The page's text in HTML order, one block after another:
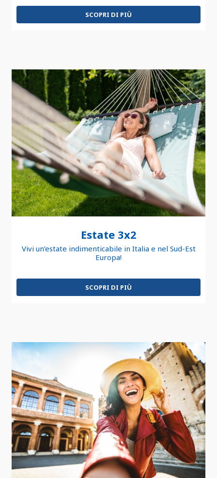
SCOPRI DI PIÙ
Estate 3x2
Vivi un’estate indimenticabile in Italia e nel Sud-Est
Europa!
SCOPRI DI PIÙ